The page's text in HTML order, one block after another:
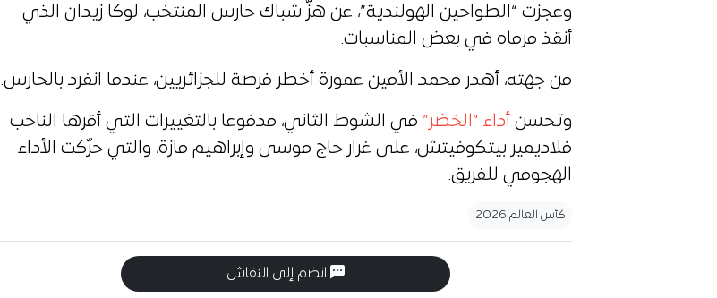
وعجزت “الطواحين الهولندية”، عن هزّ شباك حارس المنتخب، لوكا زيدان الذي
أنقذ مرماه في بعض المناسبات.
من جهته، أهدر محمد الأمين عمورة أخطر فرصة للجزائريين، عندما انفرد بالحارس.
وتحسن أداء “الخضر” في الشوط الثاني، مدفوعا بالتغييرات التي أقرها الناخب
فلاديمير بيتكوفيتش، على غرار حاج موسى وإبراهيم مازة، والتي حرّكت الأداء
الهجومي للفريق.
كأس العالم 2026
انضم إلى النقاش